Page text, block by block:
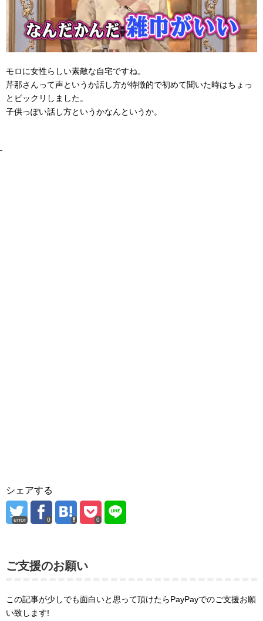
モロに女性らしい素敵な自宅ですね。
芹那さんって声というか話し方が特徴的で初めて聞いた時はちょっ
とビックリしました。
子供っぽい話し方というかなんというか。
シェアする
error 0 0
ご支援のお願い
この記事が少しでも面白いと思って頂けたらPayPayでのご支援お願
い致します!